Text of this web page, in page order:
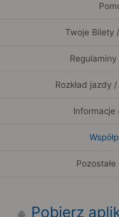
Twoje Bilety
Rozkład jazdy
Informacje
Pobierz